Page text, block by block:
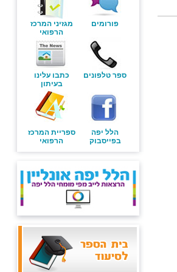
פורומים
מגזיני המרכז
הרפואי
ספר טלפונים
כתבו עלינו
בעיתון
הלל יפה
בפייסבוק
ספריית המרכז
הרפואי